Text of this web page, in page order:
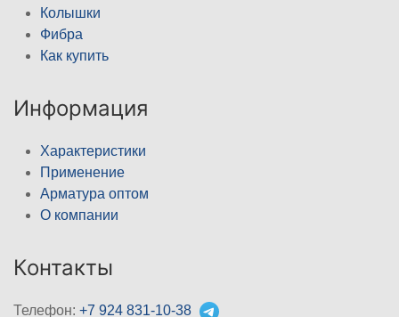
Колышки
Фибра
Как купить
Информация
Характеристики
Применение
Арматура оптом
О компании
Контакты
Телефон: +7 924 831-10-38